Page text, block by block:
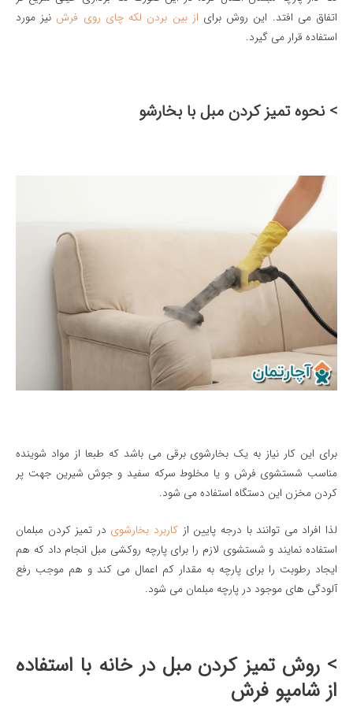
اتفاق می افتد. این روش برای از بین بردن لکه چای روی فرش نیز مورد
استفاده قرار می گیرد.
> نحوه تميز كردن مبل با بخارشو
برای این کار نیاز به یک بخارشوی برقی می باشد که طبعا از مواد شوینده
مناسب شستشوی فرش و یا مخلوط سرکه سفید و جوش شیرین جهت پر
کردن مخزن این دستگاه استفاده می شود.
لذا افراد می توانند با درجه پایین از کاربرد بخارشوی در تمیز کردن مبلمان
استفاده نمایند و شستشوی لازم را برای پارچه روکشی مبل انجام داد که هم
ایجاد رطوبت را برای پارچه به مقدار کم اعمال می کند و هم موجب رفع
آلودگی های موجود در پارچه مبلمان می شود.
> روش تميز كردن مبل در خانه با استفاده
از شامپو فرش